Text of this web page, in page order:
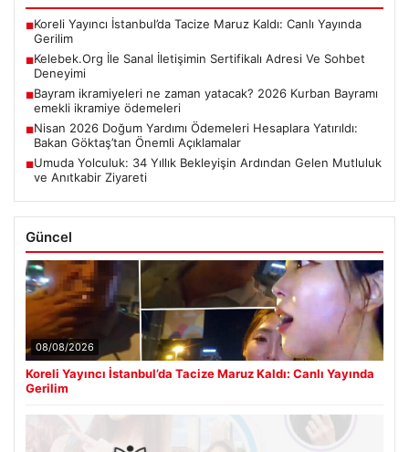
■Koreli Yayıncı İstanbul’da Tacize Maruz Kaldı: Canlı Yayında
Gerilim
■Kelebek.Org İle Sanal İletişimin Sertifikalı Adresi Ve Sohbet
Deneyimi
■Bayram ikramiyeleri ne zaman yatacak? 2026 Kurban Bayramı
emekli ikramiye ödemeleri
■Nisan 2026 Doğum Yardımı Ödemeleri Hesaplara Yatırıldı:
Bakan Göktaş’tan Önemli Açıklamalar
■Umuda Yolculuk: 34 Yıllık Bekleyişin Ardından Gelen Mutluluk
ve Anıtkabir Ziyareti
Güncel
08/08/2026
Koreli Yayıncı İstanbul’da Tacize Maruz Kaldı: Canlı Yayında
Gerilim